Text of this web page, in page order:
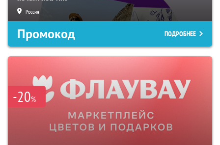
Россия
Промокод ПОДРОБНЕЕ
-20%